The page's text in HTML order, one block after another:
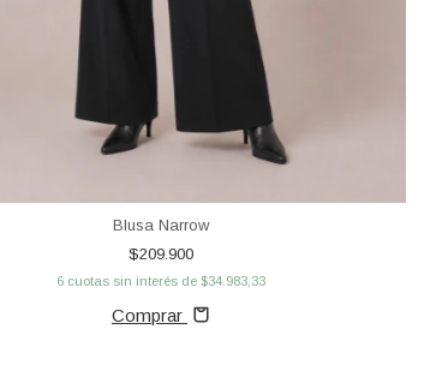
Blusa Narrow
$209.900
6 cuotas sin interés de $34.983,33
Comprar